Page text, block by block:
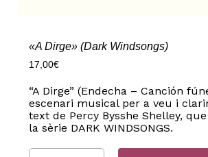
«A Dirge» (Dark Windsongs)
17,00€
“A Dirge” (Endecha – Canción
escenari musical per a veu i
text de Percy Bysshe Shelley,
la sèrie DARK WINDSONGS.